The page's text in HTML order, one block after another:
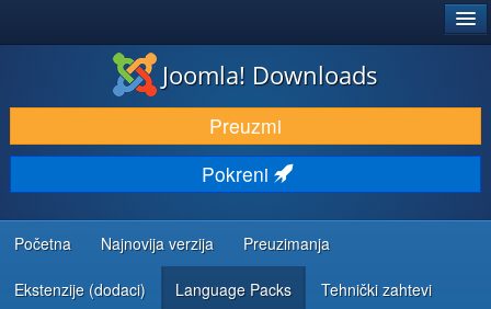
PREUZIMANJE I PROŠIRENJA (EKSTENZIJE)
OTKRIJTE I NAUČITE
ZAJEDNICA I PODRŠKA
RESURSI ZA RAZVOJ
Joomla! Downloads
Preuzmi
Pokreni
Početna Najnovija verzija Preuzimanja
Ekstenzije (dodaci) Language Packs Tehnički zahtevi